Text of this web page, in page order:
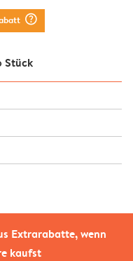
Extrarabatte, wenn
kaufst
question_mark_circle
Stück